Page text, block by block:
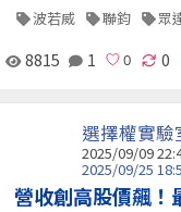
波若威 聯鈞 眾
8815 1 0
選擇權實驗
2025/09/09
2025/09/25
營收創高股價飆！